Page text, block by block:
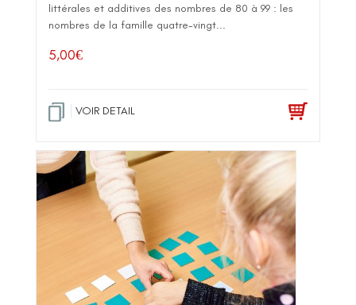
littérales et additives des nombres de 80 à 99 : les
nombres de la famille quatre-vingt...
5,00€
VOIR DETAIL